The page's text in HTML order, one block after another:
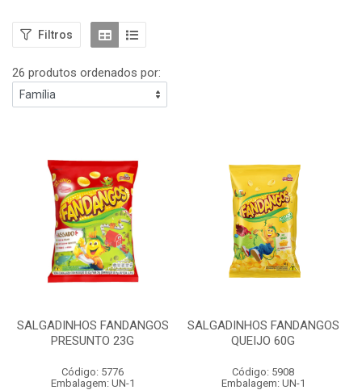
Filtros
26 produtos ordenados por:
SALGADINHOS FANDANGOS
PRESUNTO 23G
Código: 5776
Embalagem: UN-1
SALGADINHOS FANDANGOS
QUEIJO 60G
Código: 5908
Embalagem: UN-1